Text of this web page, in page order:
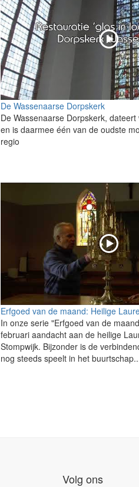
De Wassenaarse Dorpskerk
De Wassenaarse Dorpskerk,
en is daarmee één van de oudste
regio
Erfgoed van de maand: Heilige
In onze serie "Erfgoed van de
februari aandacht aan de heilige
Stompwijk. Bijzonder is de
nog steeds speelt in het
Volg ons